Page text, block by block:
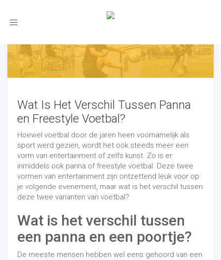
Toggle
Wat Is Het Verschil Tussen Panna
en Freestyle Voetbal?
Hoewel voetbal door de jaren heen voornamelijk als
sport werd gezien, wordt het ook steeds meer een
vorm van entertainment of zelfs kunst. Zo is er
inmiddels ook panna of freestyle voetbal. Deze twee
vormen van entertainment zijn ontzettend leuk voor op
je volgende evenement, maar wat is het verschil tussen
deze twee varianten van voetbal?
Wat is het verschil tussen
een panna en een poortje?
De meeste mensen hebben wel eens gehoord van een